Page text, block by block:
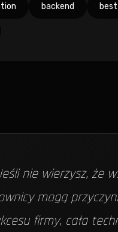
backend
nie wierzysz, że
mogą
firmy, cała